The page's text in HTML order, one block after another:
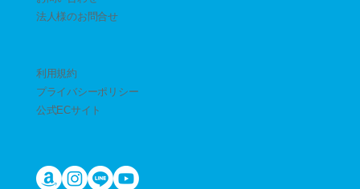
利用規約
プライバシーポリシー
公式ECサイト
​法人様のお問合せ